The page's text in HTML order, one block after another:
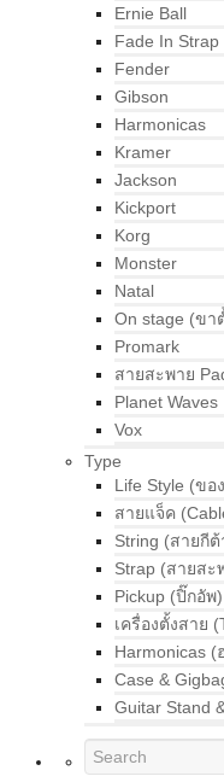
Ernie Ball
Fade In Strap
Fender
Gibson
Harmonicas
Kramer
Jackson
Kickport
Korg
Monster
Natal
On stage (ขา
Promark
สายสะพาย
Planet Waves
Vox
Type
Life Style (ขอ
สายแจ็ค
String (สายกีต้
Strap (สายสะ
Pickup (ปิ๊กอัพ)
เครื่องตั้งสาย
Harmonicas
Case &
Guitar Stand